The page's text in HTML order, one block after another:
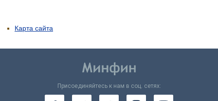
Карта сайта
Присоединяйтесь к нам в соц. сетях: